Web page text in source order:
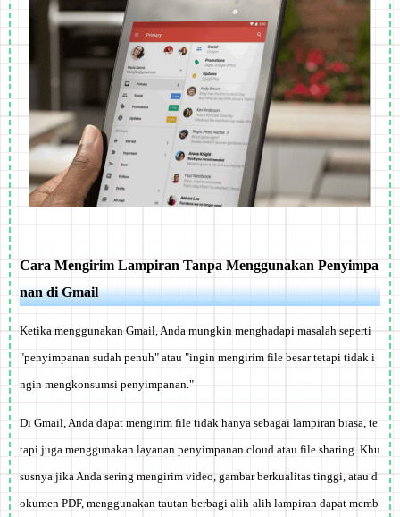
Cara Mengirim Lampiran Tanpa Menggunakan Penyimpa
nan di Gmail
Ketika menggunakan Gmail, Anda mungkin menghadapi masalah seperti
"penyimpanan sudah penuh" atau "ingin mengirim file besar tetapi tidak i
ngin mengkonsumsi penyimpanan."
Di Gmail, Anda dapat mengirim file tidak hanya sebagai lampiran biasa, te
tapi juga menggunakan layanan penyimpanan cloud atau file sharing. Khu
susnya jika Anda sering mengirim video, gambar berkualitas tinggi, atau d
okumen PDF, menggunakan tautan berbagi alih-alih lampiran dapat memb